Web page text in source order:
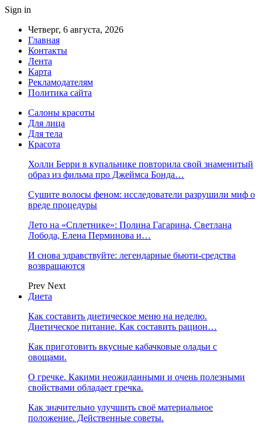
Sign in
Четверг, 6 августа, 2026
Главная
Контакты
Лента
Карта
Рекламодателям
Политика сайта
Салоны красоты
Для лица
Для тела
Красота
Холли Берри в купальнике повторила свой знаменитый
образ из фильма про Джеймса Бонда…
Сушите волосы феном: исследователи разрушили миф о
вреде процедуры
Лето на «Сплетнике»: Полина Гагарина, Светлана
Лобода, Елена Перминова и…
И снова здравствуйте: легендарные бьюти-средства
возвращаются
Prev Next
Диета
Как составить диетическое меню на неделю.
Диетическое питание. Как составить рацион…
Как приготовить вкусные кабачковые оладьи с
овощами.
О гречке. Какими неожиданными и очень полезными
свойствами обладает гречка.
Как значительно улучшить своё материальное
положение. Действенные советы.